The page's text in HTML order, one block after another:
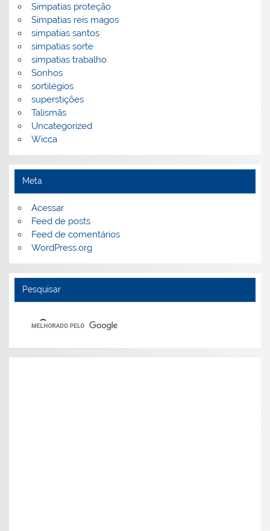
Simpatias proteção
Simpatias reis magos
simpatias santos
simpatias sorte
simpatias trabalho
Sonhos
sortilégios
superstições
Talismãs
Uncategorized
Wicca
Meta
Acessar
Feed de posts
Feed de comentários
WordPress.org
Pesquisar